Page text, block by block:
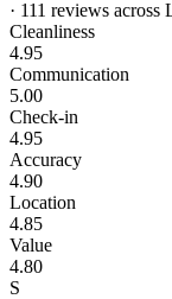
· 111 reviews across
Cleanliness
4.95
Communication
5.00
Check-in
4.95
Accuracy
4.90
Location
4.85
Value
4.80
S